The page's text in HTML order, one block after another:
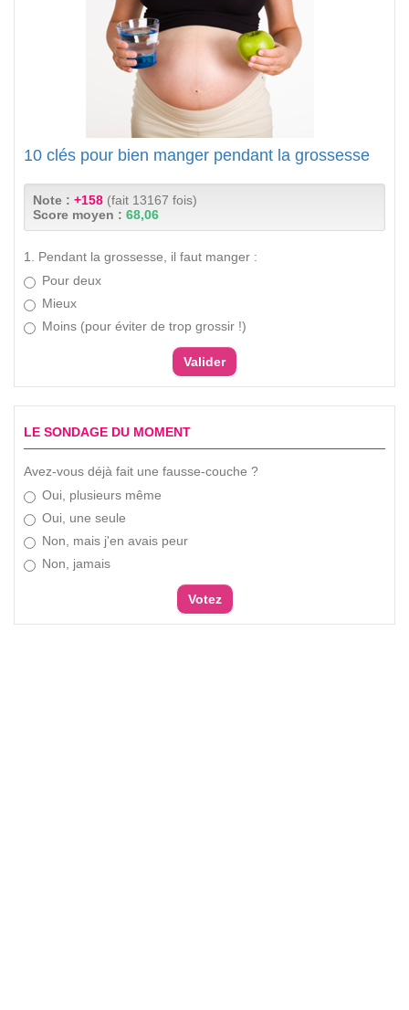
10 clés pour bien manger pendant la grossesse
Note : +158 (fait 13167 fois)
Score moyen : 68,06
1. Pendant la grossesse, il faut manger :
Pour deux
Mieux
Moins (pour éviter de trop grossir !)
LE SONDAGE DU MOMENT
Avez-vous déjà fait une fausse-couche ?
Oui, plusieurs même
Oui, une seule
Non, mais j'en avais peur
Non, jamais